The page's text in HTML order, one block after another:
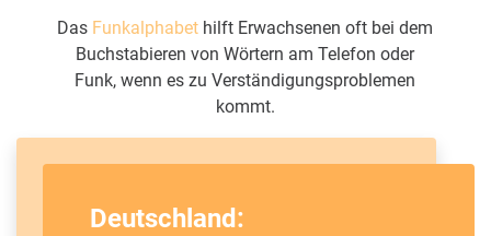
Das Funkalphabet hilft Erwachsenen oft bei dem
Buchstabieren von Wörtern am Telefon oder
Funk, wenn es zu Verständigungsproblemen
kommt.
Deutschland: